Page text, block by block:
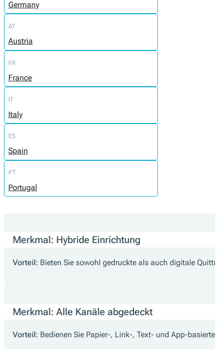
Germany
AT
Austria
FR
France
IT
Italy
ES
Spain
PT
Portugal
Merkmal: Hybride Einrichtung
Vorteil: Bieten Sie sowohl gedruckte als auch digitale
Merkmal: Alle Kanäle abgedeckt
Vorteil: Bedienen Sie Papier-, Link-, Text- und App-